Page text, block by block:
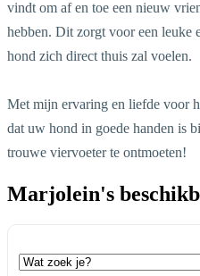
vindt om af en toe een nieuw
hebben. Dit zorgt voor een leuke
hond zich direct thuis zal voelen.
Met mijn ervaring en liefde voor
dat uw hond in goede handen is
trouwe viervoeter te ontmoeten!
Marjolein's